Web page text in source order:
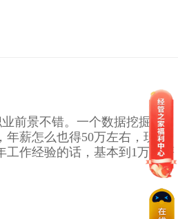
前景不错。一个数据挖掘专
年薪怎么也得50万左右，现在
工作经验的话，基本到1万月薪